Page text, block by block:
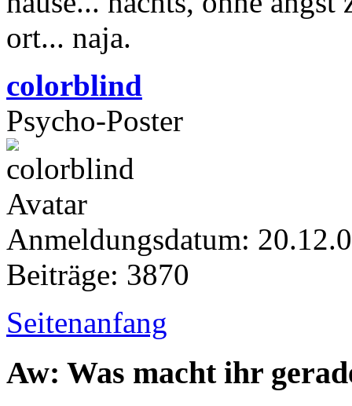
ort... naja.
colorblind
Psycho-Poster
Anmeldungsdatum:
Beiträge: 3870
Seitenanfang
Aw: Was macht ihr